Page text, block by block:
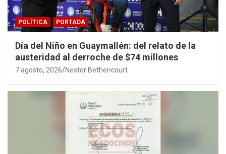
POLÍTICA PORTADA
Día del Niño en Guaymallén: del relato de la
austeridad al derroche de $74 millones
7 agosto, 2026 Nestor Bethencourt